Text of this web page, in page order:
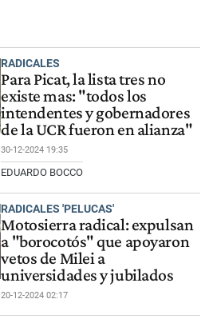
RADICALES
Para Picat, la lista tres no
existe mas: "todos los
intendentes y gobernadores
de la UCR fueron en alianza"
30-12-2024 19:35
EDUARDO BOCCO
RADICALES 'PELUCAS'
Motosierra radical: expulsan
a "borocotós" que apoyaron
vetos de Milei a
universidades y jubilados
20-12-2024 02:17